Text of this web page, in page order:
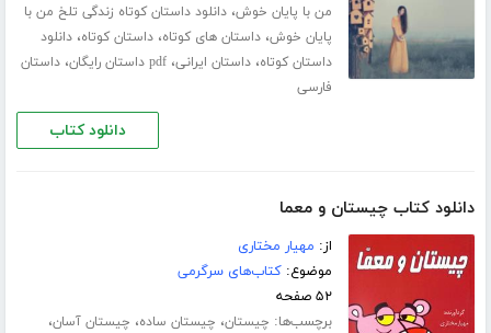
من با پایان خوش،دانلود داستان کوتاه زندگی تلخ من با
پایان خوش،داستان های کوتاه،داستان کوتاه،دانلود
داستان کوتاه،داستان ایرانی،pdf داستان رایگان ،داستان
فارسی
دانلود کتاب
دانلود کتاب چیستان و معما
از: مهیار مختاری
موضوع:کتاب‌های سرگرمی
۵۲ صفحه
برچسب‌ها: چیستان، چیستان ساده، چیستان آسان،